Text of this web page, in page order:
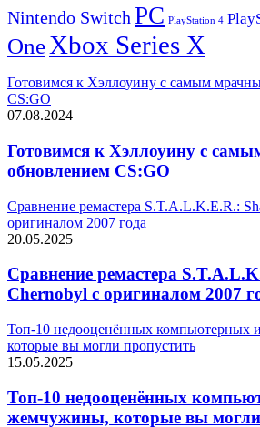
Nintendo SwitchPC PlayStation 4
OneXbox Series X
Готовимся к Хэллоуину с самым
CS:GO
07.08.2024
Готовимся к Хэллоуину с
обновлением CS:GO
Сравнение ремастера S.T.A.L.K.E.R.:
оригиналом 2007 года
20.05.2025
Сравнение ремастера
Chernobyl с оригиналом 2007
Топ-10 недооценённых компьютерных
которые вы могли пропустить
15.05.2025
Топ-10 недооценённых
жемчужины, которые вы могли